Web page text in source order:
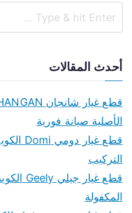
أحدث المقالات
الأصلية صيانة فورية
التركيب
المكفولة